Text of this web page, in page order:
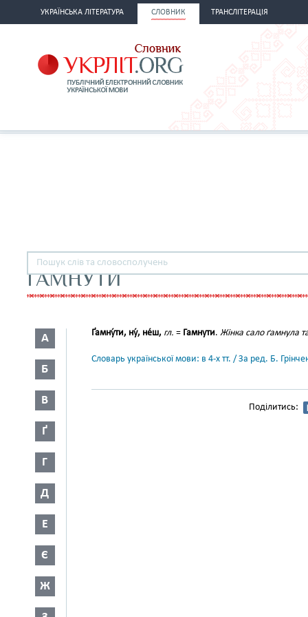
УКРАЇНСЬКА ЛІТЕРАТУРА СЛОВНИК ТРАНСЛІТЕРАЦІЯ
ҐАМНУТИ
А
Б
В
Ґ
Г
Д
Е
Є
Ж
Ґамну́ти, ну́, не́ш, гл. = Гамнути. Жінка сало ґамнула
Словарь української мови: в 4-х тт. / За ред. Б.
Поділитись: